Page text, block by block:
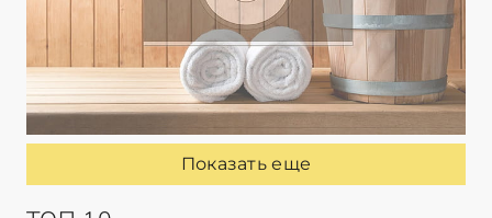
Показать еще